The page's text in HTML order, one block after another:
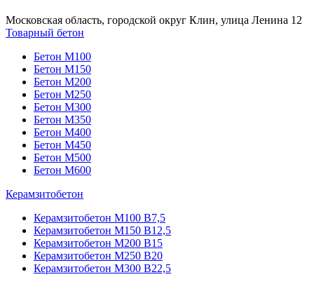
Московская область, городской округ Клин, улица Ленина 12
Товарный бетон
Бетон М100
Бетон М150
Бетон М200
Бетон М250
Бетон М300
Бетон М350
Бетон М400
Бетон М450
Бетон М500
Бетон М600
Керамзитобетон
Керамзитобетон М100 В7,5
Керамзитобетон М150 В12,5
Керамзитобетон М200 В15
Керамзитобетон М250 В20
Керамзитобетон М300 В22,5